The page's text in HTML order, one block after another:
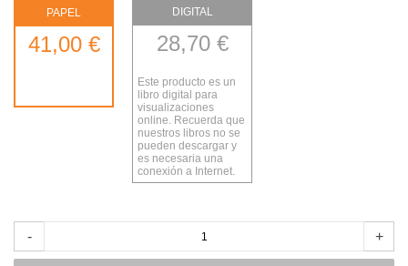
PAPEL
41,00 €
DIGITAL
28,70 €
Este producto es un
libro digital para
visualizaciones
online. Recuerda que
nuestros libros no se
pueden descargar y
es necesaria una
conexión a Internet.
- +